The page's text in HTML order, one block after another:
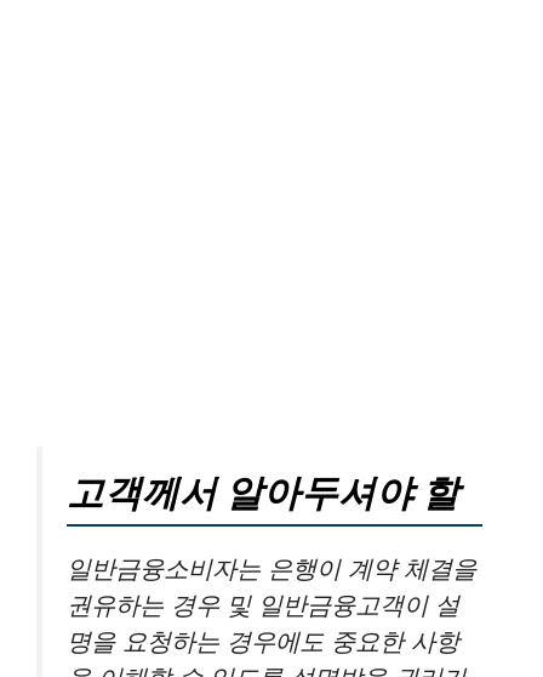
고객께서 알아두셔야 할
일반금융소비자는 은행이 계약 체결을
권유하는 경우 및 일반금융고객이 설
명을 요청하는 경우에도 중요한 사항